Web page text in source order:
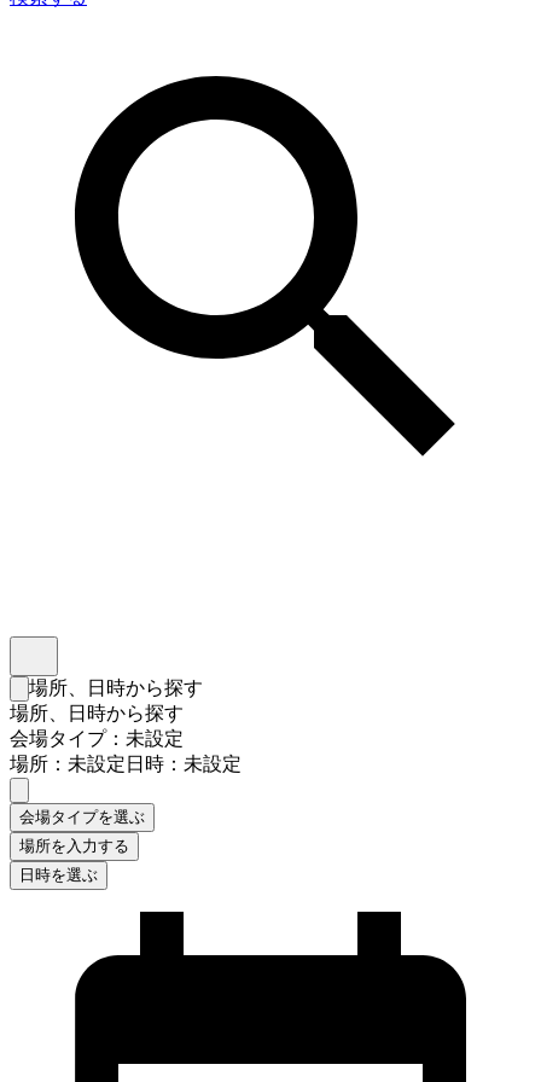
検索フォームを閉じる
場所、日時から探す
場所、日時から探す
会場タイプ：未設定
場所：未設定日時：未設定
会場タイプを選ぶ
場所を入力する
日時を選ぶ